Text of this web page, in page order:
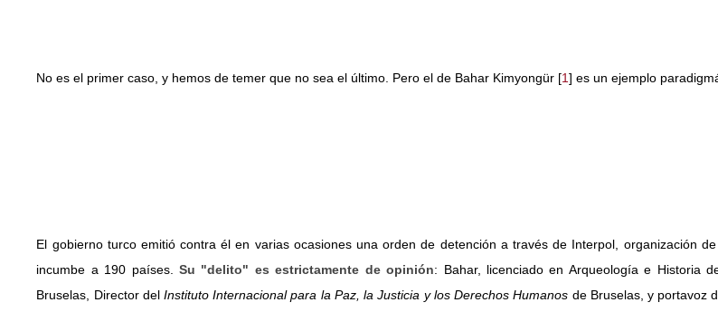
No es el primer caso, y hemos de temer que no sea el último. Pero el de Bahar Kimyongür [1] es un ejemplo
El gobierno turco emitió contra él en varias ocasiones una orden de detención a través de Interpol, organización
incumbe a 190 países.Su "delito" es estrictamente de opinión: Bahar, licenciado en Arqueología e Historia
Bruselas, Director del Instituto Internacional para la Paz, la Justicia y los Derechos Humanos de Bruselas, y portavoz